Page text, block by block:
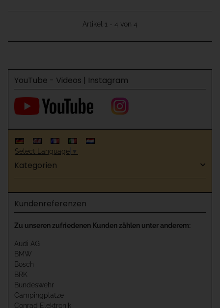
Artikel 1 - 4 von 4
YouTube - Videos | Instagram
Select Language ▼
Kategorien
Kundenreferenzen
Zu unseren zufriedenen Kunden zählen unter anderem:
Audi AG
BMW
Bosch
BRK
Bundeswehr
Campingplätze
Conrad Elektronik